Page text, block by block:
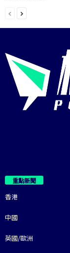
重點新聞
香港
中國
英國/歐洲